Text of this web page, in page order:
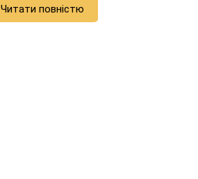
Читати повністю